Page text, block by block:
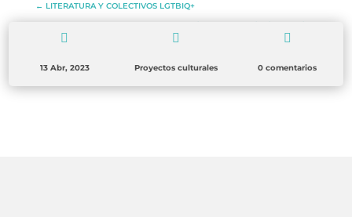
← LITERATURA Y COLECTIVOS LGTBIQ+
LITERARY MEETING WITH DANIASA CURBELO

13 Abr, 2023

Proyectos culturales

0 comentarios